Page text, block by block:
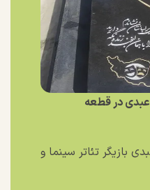
عبدی در قطعه
بازیگر تئاتر سینما و